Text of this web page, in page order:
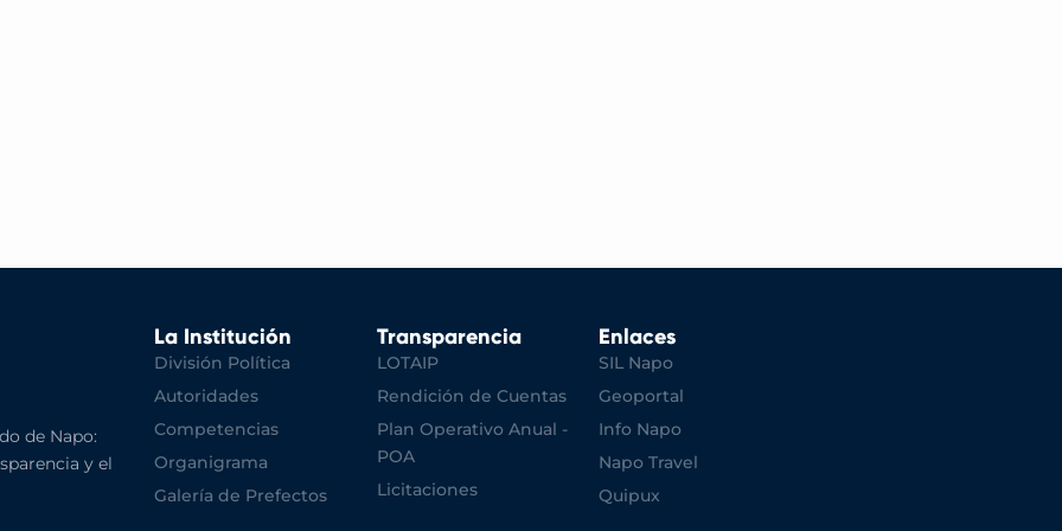
de Napo:
y el
La Institución
División Política
Autoridades
Competencias
Organigrama
Galería de Prefectos
Transparencia
LOTAIP
Rendición de Cuentas
Plan Operativo Anual -
POA
Licitaciones
Enlaces
SIL Napo
Geoportal
Info Napo
Napo Travel
Quipux